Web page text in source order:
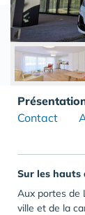
Contact
Sur les
Aux portes de
ville et de la